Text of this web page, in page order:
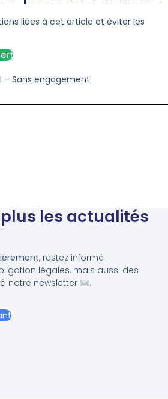
liées à cet article et éviter les
– Sans engagement
les actualités
, restez informé
légales, mais aussi des
notre newsletter
.